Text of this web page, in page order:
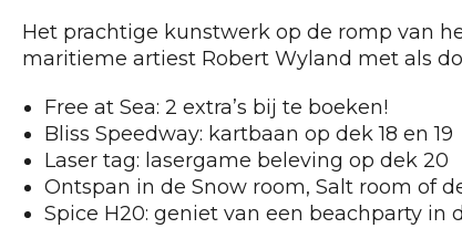
Het prachtige kunstwerk op de romp van
maritieme artiest Robert Wyland met als
Free at Sea: 2 extra’s bij te boeken!
Bliss Speedway: kartbaan op dek 18 en 19
Laser tag: lasergame beleving op dek 20
Ontspan in de Snow room, Salt room of
Spice H20: geniet van een beachparty in